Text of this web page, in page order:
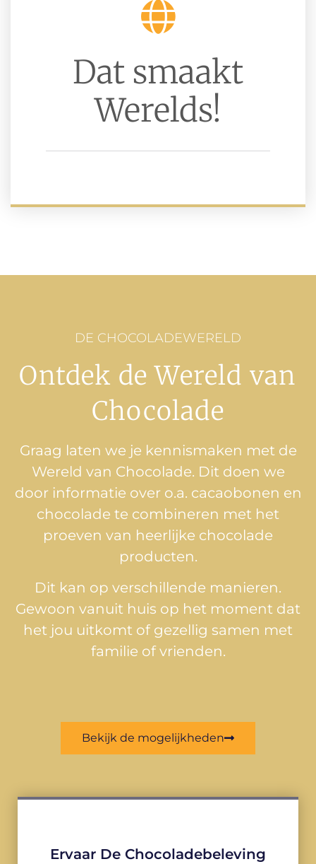
Dat smaakt
Werelds!
DE CHOCOLADEWERELD
Ontdek de Wereld van
Chocolade
Graag laten we je kennismaken met de
Wereld van Chocolade. Dit doen we
door informatie over o.a. cacaobonen en
chocolade te combineren met het
proeven van heerlijke chocolade
producten.
Dit kan op verschillende manieren.
Gewoon vanuit huis op het moment dat
het jou uitkomt of gezellig samen met
familie of vrienden.
Bekijk de mogelijkheden
Ervaar De Chocoladebeleving